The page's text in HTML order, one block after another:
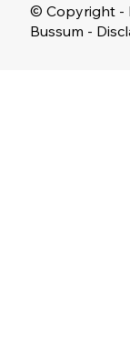
© Copyright -
Bussum -